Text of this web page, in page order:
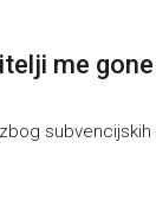
me gone
subvencijskih